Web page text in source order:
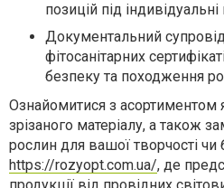
позицій під
Документальний
фітосанітарних
безпеку та походження
Ознайомитися з асортиментом
зрізаного матеріалу, а також
рослин для вашої творчості чи
https://rozyopt.com.ua/, де